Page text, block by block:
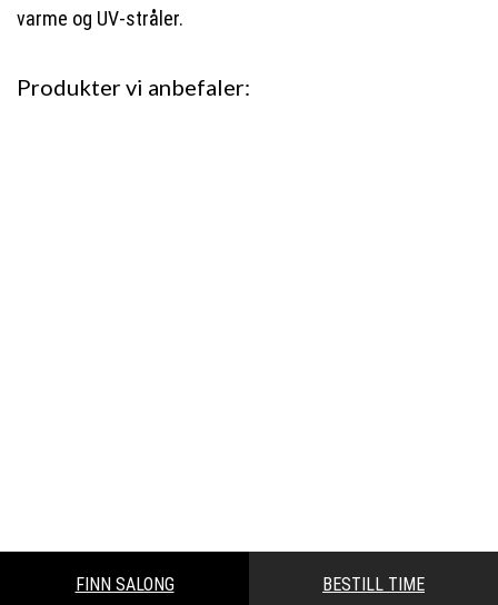
varme og UV-stråler.
Produkter vi anbefaler:
FINN SALONG BESTILL TIME